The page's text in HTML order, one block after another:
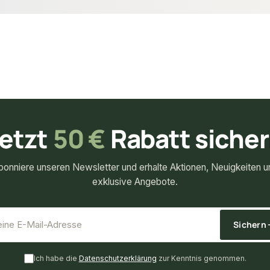
50 € Rabatt
unseren Newsletter und erhalte Aktionen, Neuigkeiten
exklusive Angebote.
Sichern
Ich habe die Datenschutzerklärung zur Kenntnis genommen.